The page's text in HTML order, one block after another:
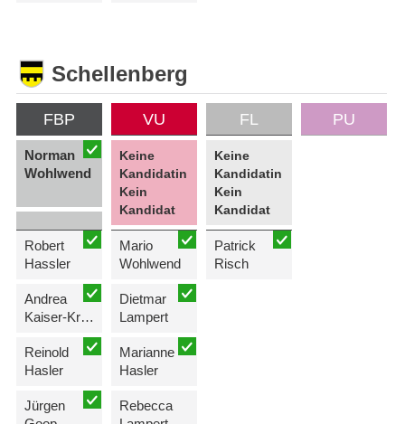
Schellenberg
FBP
Norman
Wohlwend
Robert
Hassler
Andrea
Kaiser-Kreuzer
Reinold
Hasler
Jürgen
VU
Keine
Kandidatin
Kein
Kandidat
Mario
Wohlwend
Dietmar
Lampert
Marianne
Hasler
Rebecca
FL
Keine
Kandidatin
Kein
Kandidat
Patrick
Risch
PU